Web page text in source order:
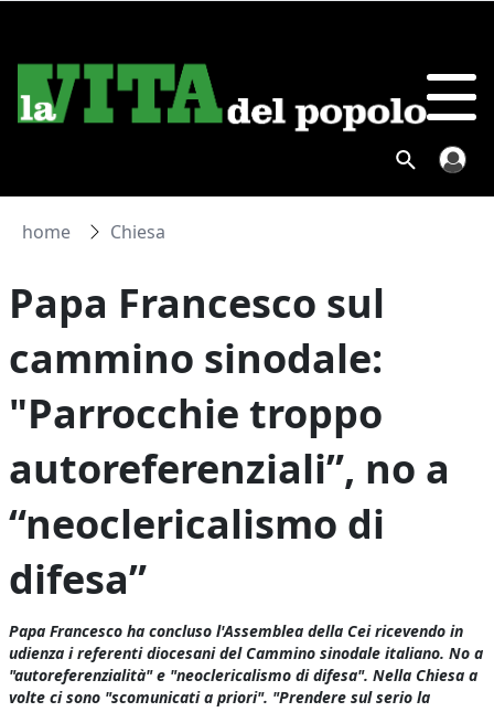
home Chiesa
Papa Francesco sul
cammino sinodale:
"Parrocchie troppo
autoreferenziali”, no a
“neoclericalismo di
difesa”
Papa Francesco ha concluso l'Assemblea della Cei ricevendo in
udienza i referenti diocesani del Cammino sinodale italiano. No a
"autoreferenzialità" e "neoclericalismo di difesa". Nella Chiesa a
volte ci sono "scomunicati a priori". "Prendere sul serio la